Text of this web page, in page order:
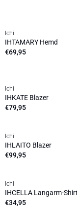
NEUHEIT
Ichi
IHTAMARY Hemd
€69,95
NEUHEIT
Ichi
IHKATE Blazer
€79,95
NEUHEIT
Ichi
IHLAITO Blazer
€99,95
NEUHEIT
Ichi
IHCELLA Langarm-Shirt
€34,95